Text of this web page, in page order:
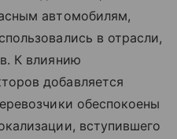
автомобилям,
в отрасли,
К влиянию
добавляется
обеспокоены
вступившего